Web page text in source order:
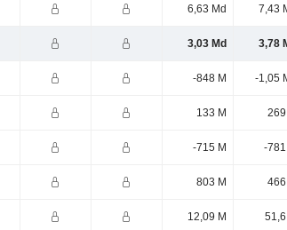
6,63 Md 7,43
3,03 Md 3,78
-848 M -1,05
133 M 269
-715 M -781
803 M 466
12,09 M 51,6